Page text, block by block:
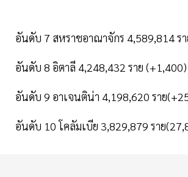
อันดับ 7 สหราชอาณาจักร 4,589,814 ร
อันดับ 8 อิตาลี 4,248,432 ราย (+1,400)
อันดับ 9 อาเจนติน่า 4,198,620 ราย
อันดับ 10 โคลัมเบีย 3,829,879 ราย